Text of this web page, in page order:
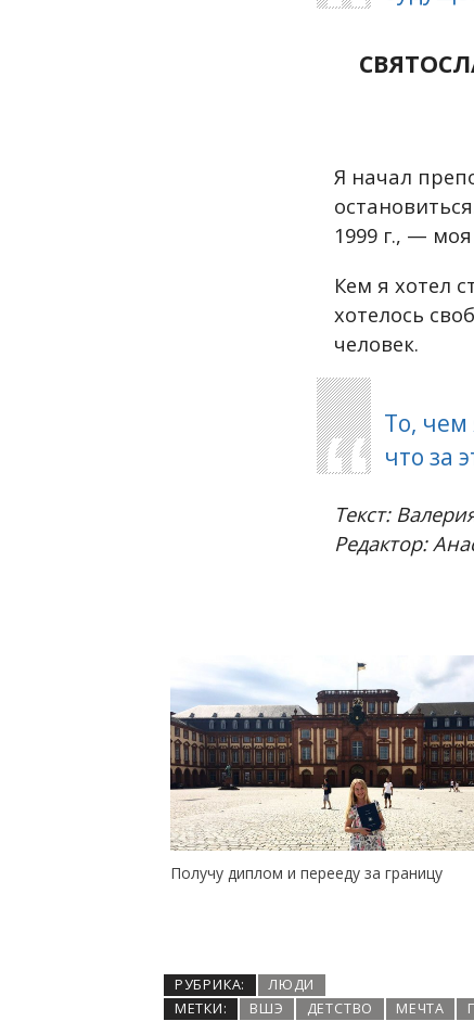
Я начал
1999 г., —
Кем я хотел
хотелось
человек.
То, чем
что за
Текст:
Редактор:
Под особым контролем: как в СПбГУП
РУБРИКА:
ЛЮДИ
МЕТКИ:
ВШЭ ДЕТСТВО МЕЧТА